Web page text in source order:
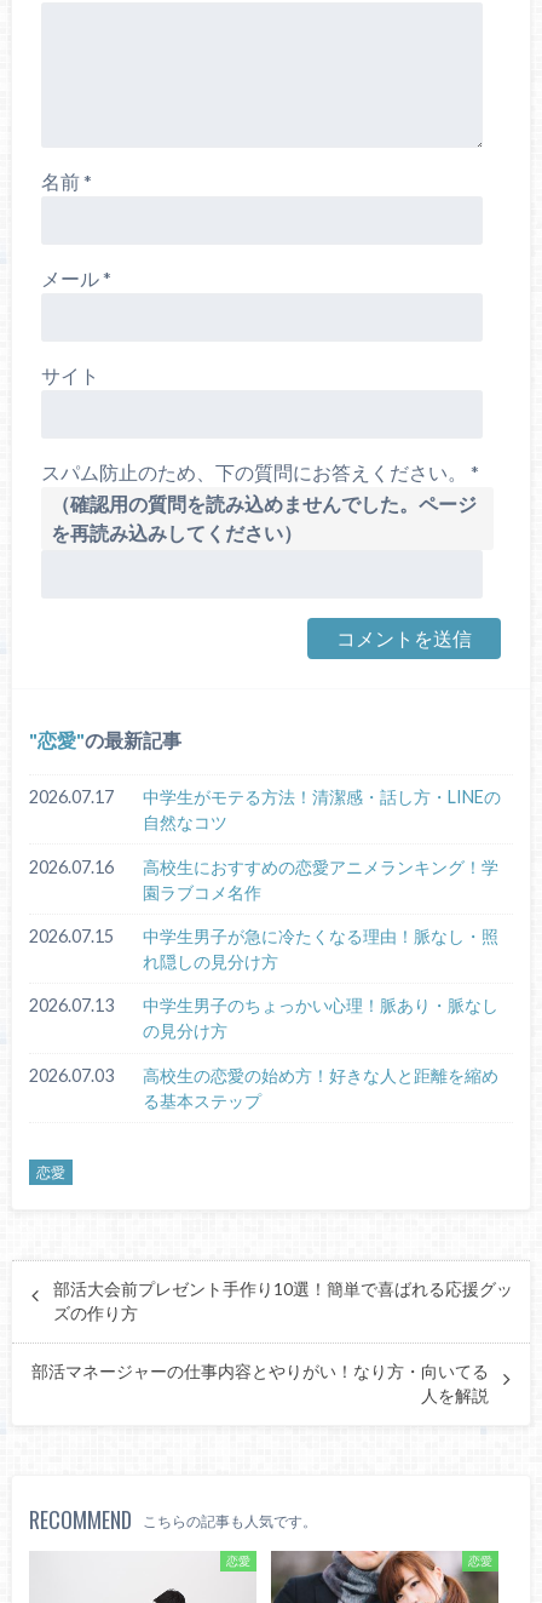
名前*
メール*
サイト
スパム防止のため、下の質問にお答えください。 *
（確認用の質問を読み込めませんでした。ページ
を再読み込みしてください）
恋愛 の最新記事
2026.07.17
中学生がモテる方法！清潔感・話し方・LINEの
自然なコツ
2026.07.16
高校生におすすめの恋愛アニメランキング！学
園ラブコメ名作
2026.07.15
中学生男子が急に冷たくなる理由！脈なし・照
れ隠しの見分け方
2026.07.13
中学生男子のちょっかい心理！脈あり・脈なし
の見分け方
2026.07.03
高校生の恋愛の始め方！好きな人と距離を縮め
る基本ステップ
恋愛
部活大会前プレゼント手作り10選！簡単で喜ばれる応援グッ
ズの作り方
部活マネージャーの仕事内容とやりがい！なり方・向いてる
人を解説
RECOMMEND こちらの記事も人気です。
恋愛 恋愛